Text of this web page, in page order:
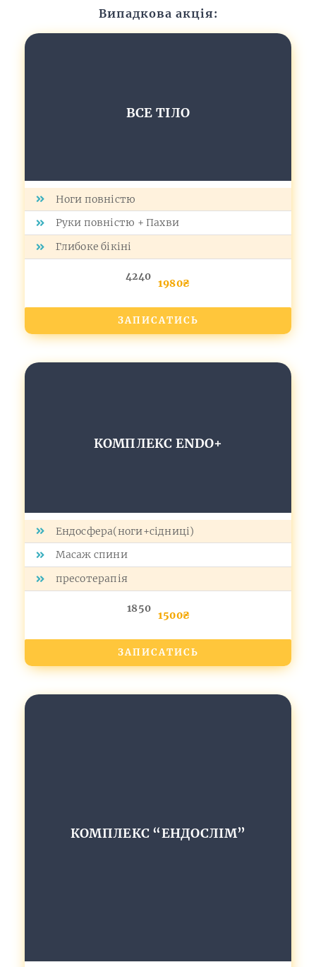
Випадкова акція:
ВСЕ ТІЛО
Ноги повністю
Руки повністю + Пахви
Глибоке бікіні
4240
1980₴
ЗАПИСАТИСЬ
КОМПЛЕКС ЕNDO+
Ендосфера(ноги+сідниці)
Масаж спини
пресотерапія
1850
1500₴
ЗАПИСАТИСЬ
КОМПЛЕКС “ЕНДОСЛІМ”